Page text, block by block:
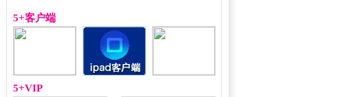
5+客户端
5+VIP